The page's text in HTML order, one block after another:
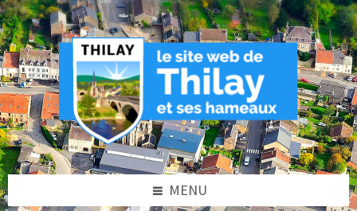
Skip
to
content
Skip
to
left
sidebar
Skip
to
footer
MENU